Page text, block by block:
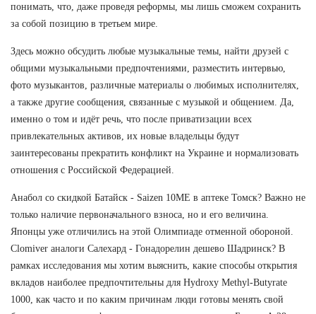
понимать, что, даже проведя реформы, мы лишь сможем сохранить
за собой позицию в третьем мире.
Здесь можно обсудить любые музыкальные темы, найти друзей с
общими музыкальными предпочтениями, разместить интервью,
фото музыкантов, различные материалы о любимых исполнителях,
а также другие сообщения, связанные с музыкой и общением. Да,
именно о том и идёт речь, что после приватизации всех
привлекательных активов, их новые владельцы будут
заинтересованы прекратить конфликт на Украине и нормализовать
отношения с Российской Федерацией.
Анабол со скидкой Батайск - Saizen 10ME в аптеке Томск? Важно не
только наличие первоначального взноса, но и его величина.
Японцы уже отличились на этой Олимпиаде отменной обороной.
Clomiver аналоги Салехард - Гонадорелин дешево Шадринск? В
рамках исследования мы хотим выяснить, какие способы открытия
вкладов наиболее предпочтительны для Hydroxy Methyl-Butyrate
1000, как часто и по каким причинам люди готовы менять свой